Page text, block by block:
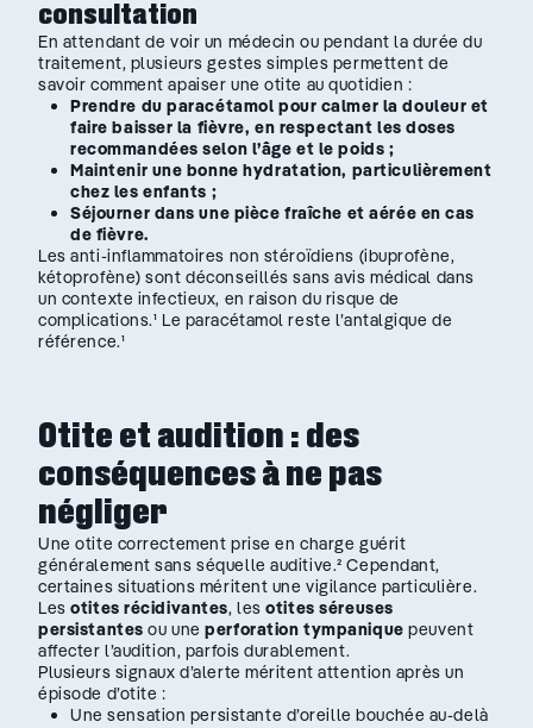
consultation
En attendant de voir un médecin ou pendant la durée du
traitement, plusieurs gestes simples permettent de
savoir comment apaiser une otite au quotidien :
Prendre du paracétamol pour calmer la douleur et
faire baisser la fièvre, en respectant les doses
recommandées selon l’âge et le poids ;
Maintenir une bonne hydratation, particulièrement
chez les enfants ;
Séjourner dans une pièce fraîche et aérée en cas
de fièvre.
Les anti-inflammatoires non stéroïdiens (ibuprofène,
kétoprofène) sont déconseillés sans avis médical dans
un contexte infectieux, en raison du risque de
complications.¹ Le paracétamol reste l’antalgique de
référence.¹
Otite et audition : des
conséquences à ne pas
négliger
Une otite correctement prise en charge guérit
généralement sans séquelle auditive.² Cependant,
certaines situations méritent une vigilance particulière.
Lesotites récidivantes, lesotites séreuses
persistantes ou une perforation tympaniquepeuvent
affecter l’audition, parfois durablement.
Plusieurs signaux d’alerte méritent attention après un
épisode d’otite :
Une sensation persistante d’oreille bouchée au-delà